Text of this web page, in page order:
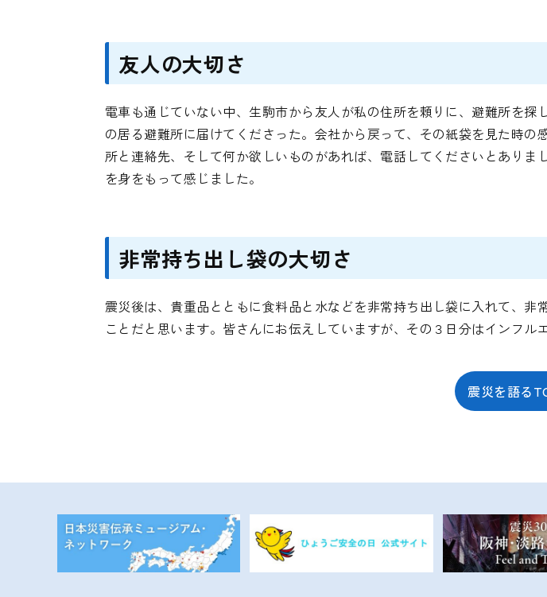
友人の大切さ
電車も通じていない中、生駒市から友人が私の住所を頼りに、避難所を
の居る避難所に届けてくださった。会社から戻って、その紙袋を見た時
所と連絡先、そして何か欲しいものがあれば、電話してくださいとあり
を身をもって感じました。
非常持ち出し袋の大切さ
震災後は、貴重品とともに食料品と水などを非常持ち出し袋に入れて、
ことだと思います。皆さんにお伝えしていますが、その３日分はインフル
震災を語る